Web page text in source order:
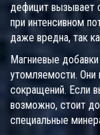
дефицит вызывает
при интенсивном
даже вредна, так
Магниевые
утомляемости.
сокращений. Если
возможно, стоит
специальные